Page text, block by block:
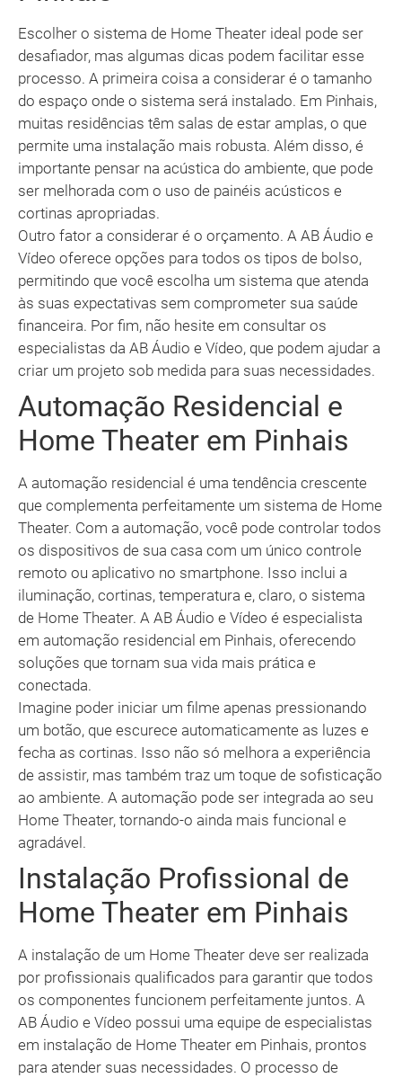
Escolher o sistema de Home Theater ideal pode ser
desafiador, mas algumas dicas podem facilitar esse
processo. A primeira coisa a considerar é o tamanho
do espaço onde o sistema será instalado. Em Pinhais,
muitas residências têm salas de estar amplas, o que
permite uma instalação mais robusta. Além disso, é
importante pensar na acústica do ambiente, que pode
ser melhorada com o uso de painéis acústicos e
cortinas apropriadas.
Outro fator a considerar é o orçamento. A AB Áudio e
Vídeo oferece opções para todos os tipos de bolso,
permitindo que você escolha um sistema que atenda
às suas expectativas sem comprometer sua saúde
financeira. Por fim, não hesite em consultar os
especialistas da AB Áudio e Vídeo, que podem ajudar a
criar um projeto sob medida para suas necessidades.
Automação Residencial e
Home Theater em Pinhais
A automação residencial é uma tendência crescente
que complementa perfeitamente um sistema de Home
Theater. Com a automação, você pode controlar todos
os dispositivos de sua casa com um único controle
remoto ou aplicativo no smartphone. Isso inclui a
iluminação, cortinas, temperatura e, claro, o sistema
de Home Theater. A AB Áudio e Vídeo é especialista
em automação residencial em Pinhais, oferecendo
soluções que tornam sua vida mais prática e
conectada.
Imagine poder iniciar um filme apenas pressionando
um botão, que escurece automaticamente as luzes e
fecha as cortinas. Isso não só melhora a experiência
de assistir, mas também traz um toque de sofisticação
ao ambiente. A automação pode ser integrada ao seu
Home Theater, tornando-o ainda mais funcional e
agradável.
Instalação Profissional de
Home Theater em Pinhais
A instalação de um Home Theater deve ser realizada
por profissionais qualificados para garantir que todos
os componentes funcionem perfeitamente juntos. A
AB Áudio e Vídeo possui uma equipe de especialistas
em instalação de Home Theater em Pinhais, prontos
para atender suas necessidades. O processo de